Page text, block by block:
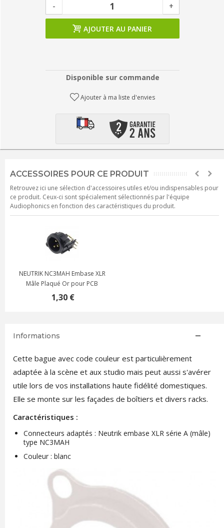
- +
AJOUTER AU PANIER
Disponible sur commande
Ajouter à ma liste d'envies
ACCESSOIRES POUR CE PRODUIT
Retrouvez ici une sélection d'accessoires utiles et/ou indispensables pour
ce produit. Ceux-ci sont spécialement sélectionnés par l'équipe
Audiophonics en fonction des caractéristiques du produit.
NEUTRIK NC3MAH Embase XLR
Mâle Plaqué Or pour PCB
1,30 €
Informations
Cette bague avec code couleur est particulièrement
adaptée à la scène et aux studio mais peut aussi s'avérer
utile lors de vos installations haute fidélité domestiques.
Elle se monte sur les façades de boîtiers et divers racks.
Caractéristiques :
Connecteurs adaptés : Neutrik embase XLR série A (mâle)
type NC3MAH
Couleur : blanc